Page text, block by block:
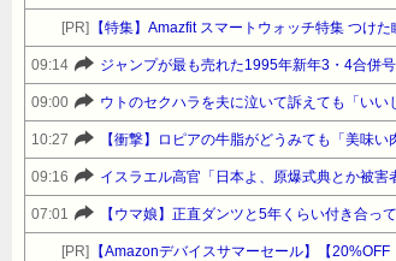
[PR] 【特集】Amazfit スマートウォッチ特集 つけ
09:14 ジャンプが最も売れた1995年新年3・4合併
09:00
10:27 【衝撃】ロピアの牛脂がどうみても「美味い
09:16 イスラエル高官「日本よ、原爆式典とか被害
07:01 【ウマ娘】正直ダンツと5年くらい付き合っ
[PR]